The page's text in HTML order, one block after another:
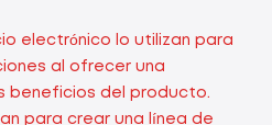
electrónico lo utilizan para
al ofrecer una
beneficios del producto.
para crear una línea de